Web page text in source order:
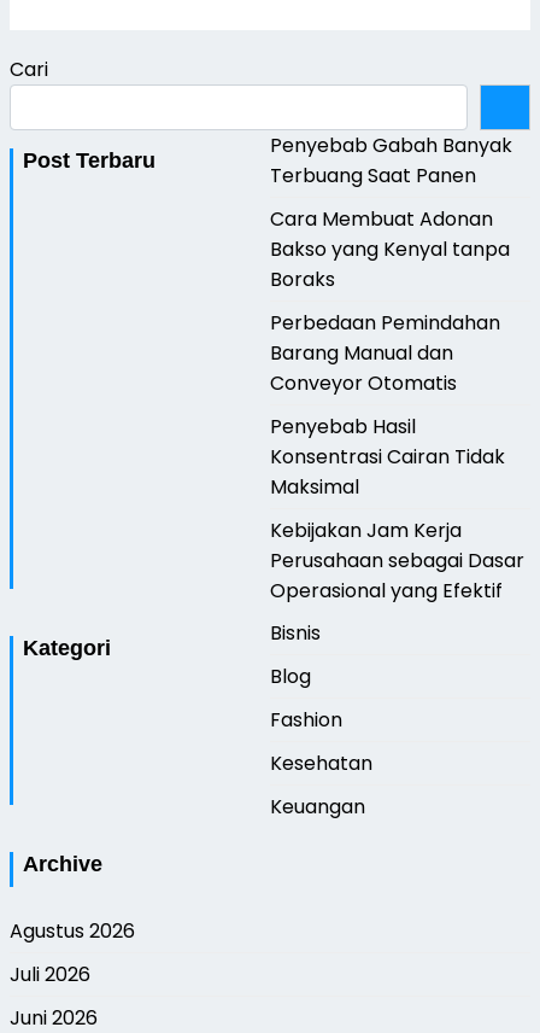
Cari
Post Terbaru
Penyebab Gabah Banyak
Terbuang Saat Panen
Cara Membuat Adonan
Bakso yang Kenyal tanpa
Boraks
Perbedaan Pemindahan
Barang Manual dan
Conveyor Otomatis
Penyebab Hasil
Konsentrasi Cairan Tidak
Maksimal
Kebijakan Jam Kerja
Perusahaan sebagai Dasar
Operasional yang Efektif
Kategori
Bisnis
Blog
Fashion
Kesehatan
Keuangan
Archive
Agustus 2026
Juli 2026
Juni 2026